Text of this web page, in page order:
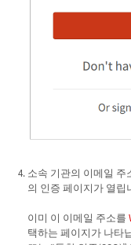
소속 기관의 이메일 주
의 인증 페이지가 열립
이미 이 이메일 주소를
택하는 페이지가 나타